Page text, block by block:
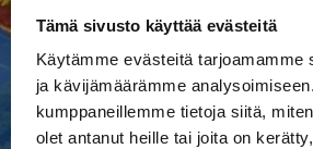
Tämä sivusto käyttää evästeitä
Käytämme evästeitä
ja kävijämäärämme
kumppaneillemme tietoja siitä,
olet antanut heille tai joita on